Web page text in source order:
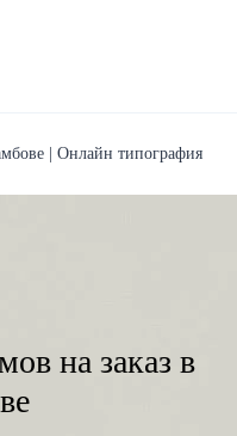
| Онлайн типография
на заказ в